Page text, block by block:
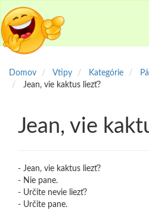
Domov Vtipy Kategórie
Jean, vie kaktus liezť?
Jean, vie
- Jean, vie kaktus liezť?
- Nie pane.
- Určite nevie liezť?
- Určite pane.